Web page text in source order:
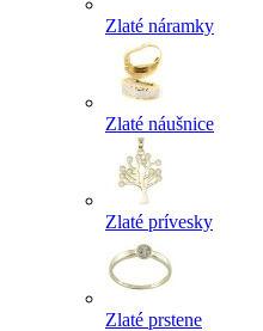
Zlaté náramky
Zlaté náušnice
Zlaté prívesky
Zlaté prstene